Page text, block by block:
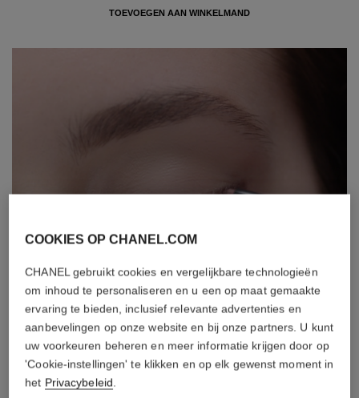
TOEVOEGEN AAN WINKELMAND
COOKIES OP CHANEL.COM
CHANEL gebruikt cookies en vergelijkbare technologieën
om inhoud te personaliseren en u een op maat gemaakte
ervaring te bieden, inclusief relevante advertenties en
aanbevelingen op onze website en bij onze partners. U kunt
uw voorkeuren beheren en meer informatie krijgen door op
'Cookie-instellingen' te klikken en op elk gewenst moment in
het Privacybeleid